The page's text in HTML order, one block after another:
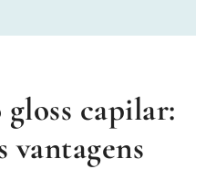
capilar: